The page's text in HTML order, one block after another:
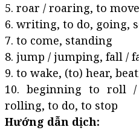
5. roar / roaring, to
6. writing, to do, going,
7. to come, standing
8. jump / jumping, fall /
9. to wake, (to) hear,
10. beginning to roll
rolling, to do, to stop
Hướng dẫn dịch: